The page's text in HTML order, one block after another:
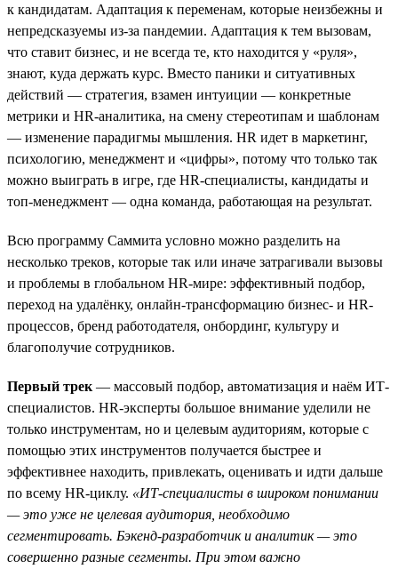
к кандидатам. Адаптация к переменам, которые неизбежны и
непредсказуемы из-за пандемии. Адаптация к тем вызовам,
что ставит бизнес, и не всегда те, кто находится у «руля»,
знают, куда держать курс. Вместо паники и ситуативных
действий — стратегия, взамен интуиции — конкретные
метрики и HR-аналитика, на смену стереотипам и шаблонам
— изменение парадигмы мышления. HR идет в маркетинг,
психологию, менеджмент и «цифры», потому что только так
можно выиграть в игре, где HR-специалисты, кандидаты и
топ-менеджмент — одна команда, работающая на результат.
Всю программу Саммита условно можно разделить на
несколько треков, которые так или иначе затрагивали вызовы
и проблемы в глобальном HR-мире: эффективный подбор,
переход на удалёнку, онлайн-трансформацию бизнес- и HR-
процессов, бренд работодателя, онбординг, культуру и
благополучие сотрудников.
Первый трек — массовый подбор, автоматизация и наём ИТ-
специалистов. HR-эксперты большое внимание уделили не
только инструментам, но и целевым аудиториям, которые с
помощью этих инструментов получается быстрее и
эффективнее находить, привлекать, оценивать и идти дальше
по всему HR-циклу. «ИТ-специалисты в широком понимании
— это уже не целевая аудитория, необходимо
сегментировать. Бэкенд-разработчик и аналитик — это
совершенно разные сегменты. При этом важно